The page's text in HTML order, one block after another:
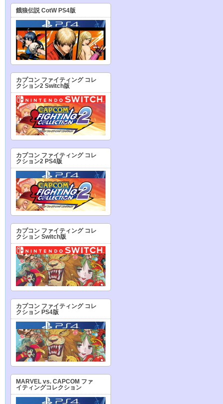
餓狼伝説 CotW PS4版
カプコン ファイティング コレ
クション2 Switch版
カプコン ファイティング コレ
クション2 PS4版
カプコン ファイティング コレ
クション Switch版
カプコン ファイティング コレ
クション PS4版
MARVEL vs. CAPCOM ファ
イティングコレクション